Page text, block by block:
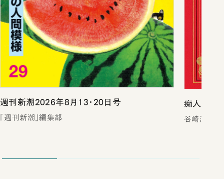
週刊新潮2026年8月13・20日号
「週刊新潮」編集部
痴人の愛
谷崎潤一郎